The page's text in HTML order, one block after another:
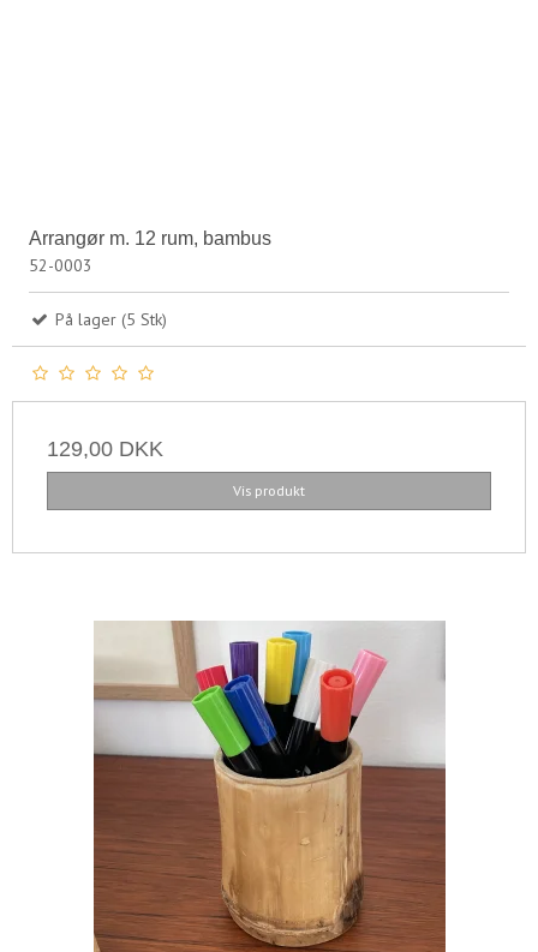
Arrangør m. 12 rum, bambus
52-0003
På lager (5 Stk)
129,00 DKK
Vis produkt